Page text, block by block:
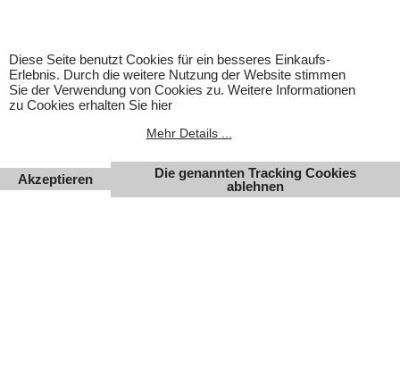
Diese Seite benutzt Cookies für ein besseres Einkaufs-
Erlebnis. Durch die weitere Nutzung der Website stimmen
Sie der Verwendung von Cookies zu. Weitere Informationen
zu Cookies erhalten Sie hier
Mehr Details ...
Akzeptieren
Die genannten Tracking Cookies
ablehnen